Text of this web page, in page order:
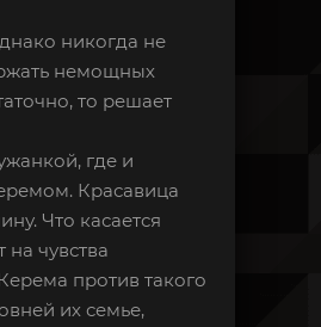
никогда не
немощных
то решает
где и
Красавица
Что касается
чувства
против такого
их семье,